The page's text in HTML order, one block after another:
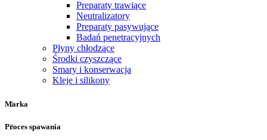
Preparaty trawiące
Neutralizatory
Preparaty pasywujące
Badań penetracyjnych
Płyny chłodzące
Środki czyszczące
Smary i konserwacja
Kleje i silikony
Marka
Proces spawania